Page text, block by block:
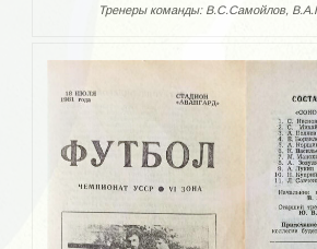
Республиканские турниры
Бердянская весна
Чемпионат Украины 1992-1996 года
Всесоюзные турниры
ВЕТЕРАНЫ
Чемпионат Украины по мини-футболу
Тренеры команды: В.С.Самойлов,